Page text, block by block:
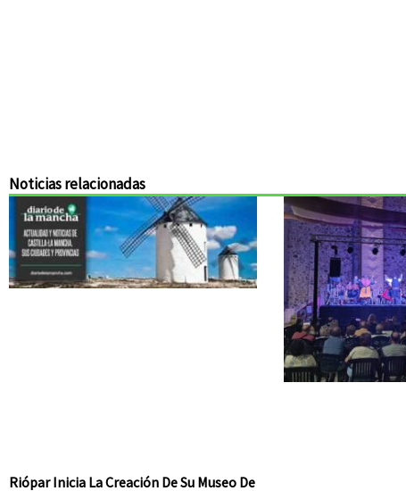
Noticias relacionadas
Riópar Inicia La Creación De Su Museo De